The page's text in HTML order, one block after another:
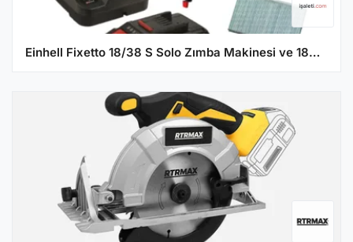
Einhell Fixetto 18/38 S Solo Zımba Makinesi ve 18V 2.5 Ah PXC Starter Kit (Başlangıç Seti)